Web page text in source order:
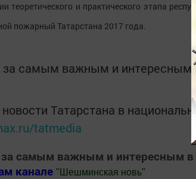
теоретического и практического этапа
пожарный Татарстана 2017 года.
за самым важным и
Татарстана в
tatmedia
за самым важным и интересным в
канале " Шешминская новь"